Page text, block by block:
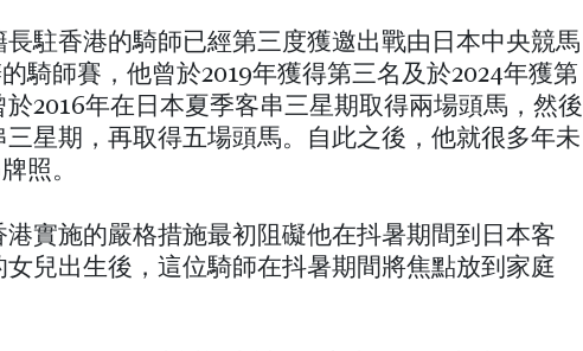
駐香港的騎師已經第三度獲邀出戰由日本中央競馬
騎師賽，他曾於2019年獲得第三名及於2024年獲第
2016年在日本夏季客串三星期取得兩場頭馬，然後
三星期，再取得五場頭馬。自此之後，他就很多年未
照。
實施的嚴格措施最初阻礙他在抖暑期間到日本客
女兒出生後，這位騎師在抖暑期間將焦點放到家庭